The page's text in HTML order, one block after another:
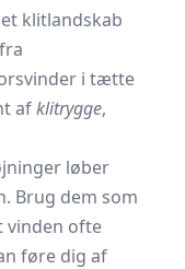
klitlandskab
i tætte
afklitrygge,
løber
Brug dem som
vinden ofte
føre dig af